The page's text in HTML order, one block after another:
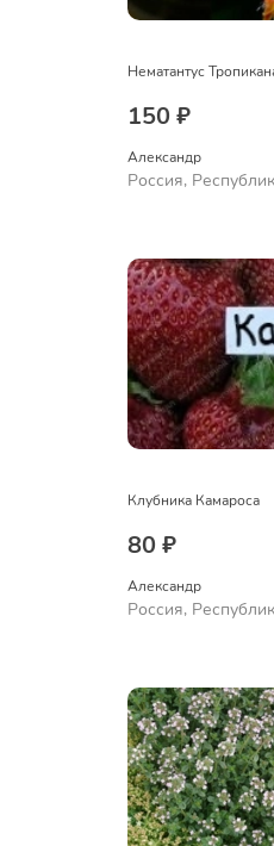
Нематантус
150 ₽
Александр
Россия,
Клубника Камароса
80 ₽
Александр
Россия,